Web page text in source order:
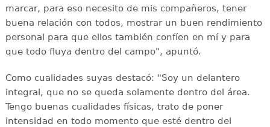
marcar, para eso necesito de mis compañeros, tener
buena relación con todos, mostrar un buen rendimiento
personal para que ellos también confíen en mí y para
que todo fluya dentro del campo", apuntó.
Como cualidades suyas destacó: "Soy un delantero
integral, que no se queda solamente dentro del área.
Tengo buenas cualidades físicas, trato de poner
intensidad en todo momento que esté dentro del